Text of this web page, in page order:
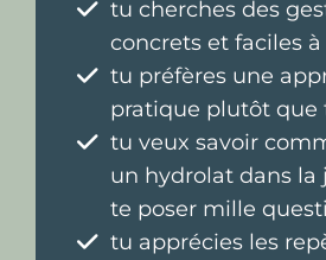
tu cherches des
concrets et faciles
tu préfères une
pratique plutôt que
tu veux savoir
un hydrolat dans la
te poser mille
tu apprécies les